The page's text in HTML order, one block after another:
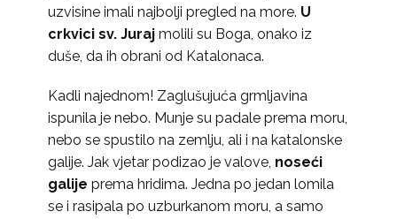
uzvisine imali najbolji pregled na more. U
crkvici sv. Juraj molili su Boga, onako iz
duše, da ih obrani od Katalonaca.
Kadli najednom! Zaglušujuća grmljavina
ispunila je nebo. Munje su padale prema moru,
nebo se spustilo na zemlju, ali i na katalonske
galije. Jak vjetar podizao je valove, noseći
galije prema hridima. Jedna po jedan lomila
se i rasipala po uzburkanom moru, a samo